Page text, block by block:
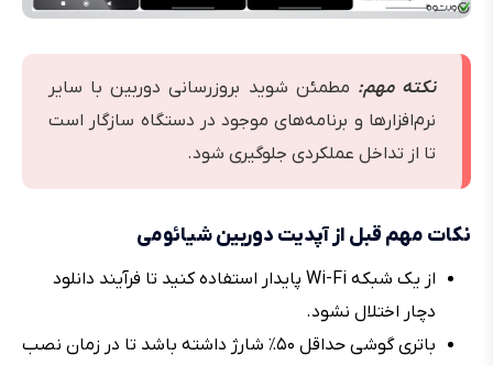
نکته مهم: مطمئن شوید بروزرسانی دوربین با سایر
نرم‌افزارها و برنامه‌های موجود در دستگاه سازگار است
تا از تداخل عملکردی جلوگیری شود.
نکات مهم قبل از آپدیت دوربین شیائومی
از یک شبکه Wi-Fi پایدار استفاده کنید تا فرآیند دانلود
دچار اختلال نشود.
باتری گوشی حداقل ۵۰٪ شارژ داشته باشد تا در زمان نصب